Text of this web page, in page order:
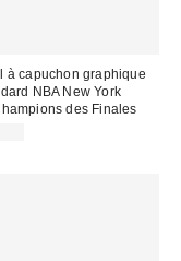
à capuchon graphique
NBA New York
des Finales